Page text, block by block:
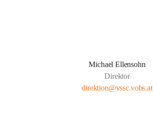
Michael Ellensohn
Direktor
direktion@vssc.vobs.at